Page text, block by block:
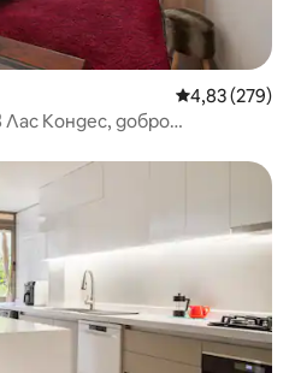
Средна
4,83 (279)
Кондес, добро